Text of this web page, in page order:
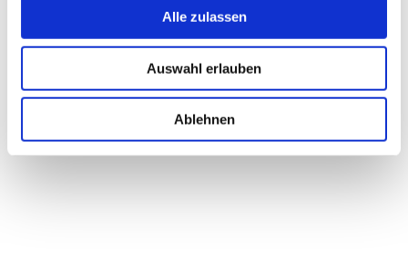
Alle zulassen
Auswahl erlauben
Ablehnen